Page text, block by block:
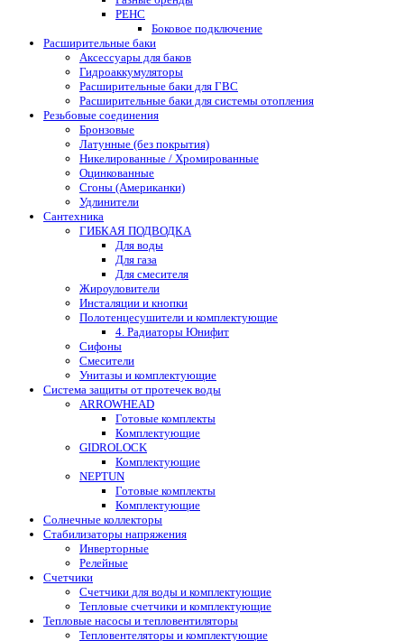
РЕНС
Боковое подключение
Расширительные баки
Аксессуары для баков
Гидроаккумуляторы
Расширительные баки для ГВС
Расширительные баки для системы отопления
Резьбовые соединения
Бронзовые
Латунные (без покрытия)
Никелированные / Хромированные
Оцинкованные
Сгоны (Американки)
Удлинители
Сантехника
ГИБКАЯ ПОДВОДКА
Для воды
Для газа
Для смесителя
Жироуловители
Инсталяции и кнопки
Полотенцесушители и комплектующие
4. Радиаторы Юнифит
Сифоны
Смесители
Унитазы и комплектующие
Система защиты от протечек воды
ARROWHEAD
Готовые комплекты
Комплектующие
GIDROLOCK
Комплектующие
NEPTUN
Готовые комплекты
Комплектующие
Солнечные коллекторы
Стабилизаторы напряжения
Инверторные
Релейные
Счетчики
Счетчики для воды и комплектующие
Тепловые счетчики и комплектующие
Тепловые насосы и тепловентиляторы
Тепловентеляторы и комплектующие